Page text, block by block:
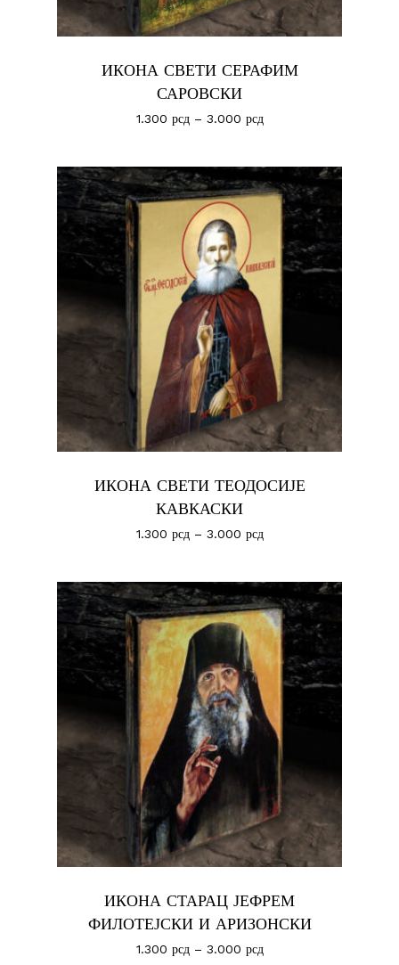
ИКОНА СВЕТИ СЕРАФИМ
САРОВСКИ
1.300 рсд– 3.000 рсд
ИКОНА СВЕТИ ТЕОДОСИЈЕ
КАВКАСКИ
1.300 рсд– 3.000 рсд
ИКОНА СТАРАЦ ЈЕФРЕМ
ФИЛОТЕЈСКИ И АРИЗОНСКИ
1.300 рсд– 3.000 рсд